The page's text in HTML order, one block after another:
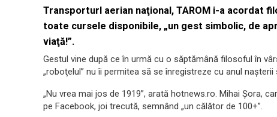
Transporturl aerian naţional, TAROM i-a acordat
toate cursele disponibile, „un gest simbolic, de
viaţă!”.
Gestul vine după ce în urmă cu o săptămână filosoful în
„roboţelul” nu îi permitea să se înregistreze cu anul
„Nu vrea mai jos de 1919”, arată hotnews.ro. Mihai Şora,
pe Facebook, joi trecută, semnând „un călător de 100+”.